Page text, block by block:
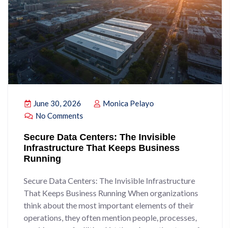
June 30, 2026
Monica Pelayo
No Comments
Secure Data Centers: The Invisible
Infrastructure That Keeps Business
Running
Secure Data Centers: The Invisible Infrastructure
That Keeps Business Running When organizations
think about the most important elements of their
operations, they often mention people, processes,